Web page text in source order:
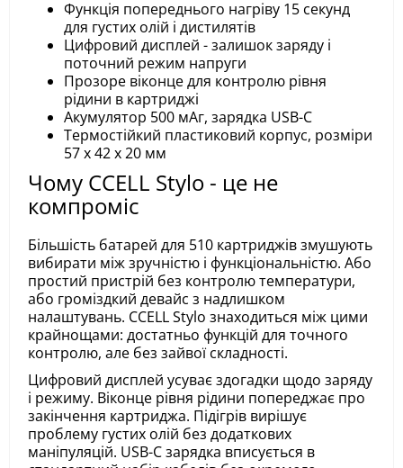
Функція попереднього нагріву 15 секунд
для густих олій і дистилятів
Цифровий дисплей - залишок заряду і
поточний режим напруги
Прозоре віконце для контролю рівня
рідини в картриджі
Акумулятор 500 мАг, зарядка USB-C
Термостійкий пластиковий корпус, розміри
57 x 42 x 20 мм
Чому CCELL Stylo - це не
компроміс
Більшість батарей для 510 картриджів змушують
вибирати між зручністю і функціональністю. Або
простий пристрій без контролю температури,
або громіздкий девайс з надлишком
налаштувань. CCELL Stylo знаходиться між цими
крайнощами: достатньо функцій для точного
контролю, але без зайвої складності.
Цифровий дисплей усуває здогадки щодо заряду
і режиму. Віконце рівня рідини попереджає про
закінчення картриджа. Підігрів вирішує
проблему густих олій без додаткових
маніпуляцій. USB-C зарядка вписується в